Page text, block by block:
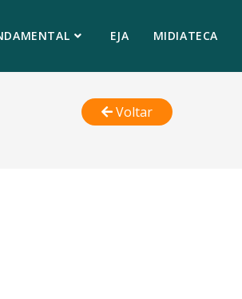
EJA MIDIATECA
Voltar